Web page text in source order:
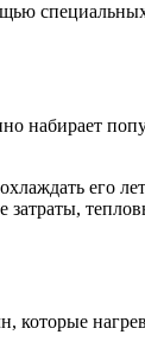
его
которые